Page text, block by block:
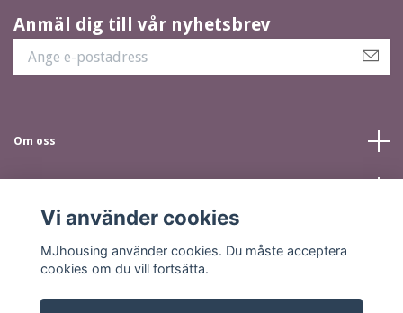
Anmäl dig till vår nyhetsbrev
Om oss
Vi använder cookies
MJhousing använder cookies. Du måste acceptera
cookies om du vill fortsätta.